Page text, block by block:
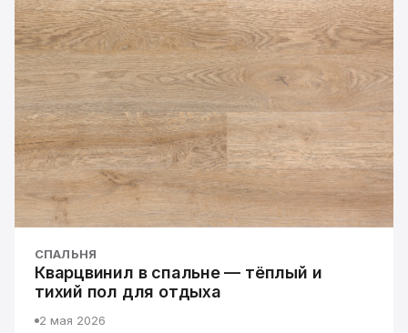
СПАЛЬНЯ
Кварцвинил в спальне — тёплый и
тихий пол для отдыха
2 мая 2026